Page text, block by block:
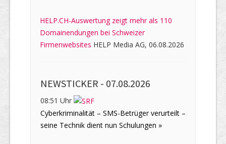
HELP.CH-Auswertung zeigt mehr als 110
Domainendungen bei Schweizer
Firmenwebsites HELP Media AG, 06.08.2026
NEWSTICKER - 07.08.2026
08:51 Uhr
Cyberkriminalität – SMS-Betrüger verurteilt –
seine Technik dient nun Schulungen »